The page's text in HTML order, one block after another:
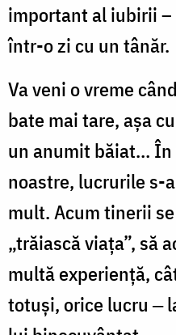
important al iubirii –
într-o zi cu un tânăr.
Va veni o vreme
bate mai tare, aşa
un anumit băiat…
noastre, lucrurile s-
mult. Acum tinerii
„trăiască viaţa”, să
multă experienţă,
totuşi, orice lucru ‒